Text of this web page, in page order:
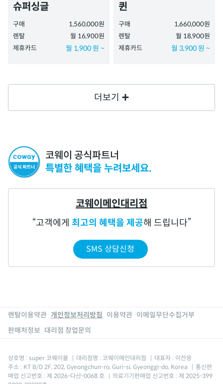
슈퍼싱글
구매
1,560,000원
렌탈
월 16,900원
제휴카드
월 1,900 원 ~
퀸
구매
1,660,000원
렌탈
월 18,900원
제휴카드
월 3,900 원 ~
더보기
코웨이 공식파트너
특별한 혜택을 누려보세요.
코웨이메인대리점
고객에게 최고의 혜택을 제공해 드립니다
SMS 상담신청
렌탈이용약관 개인정보처리방침 이용약관 이메일무단수집거부
판매처정보 대리점 창업문의
상호명 : super 코웨이몰 대리점명 : 코웨이메인대리점
대표자 : 이찬응
주소 : KT B/D 2F, 202, Gyeongchun-ro, Guri-si, Gyeonggi-do, Korea
통신판
매업 신고번호 : 제 2026-다산-0068 호
의료기기판매업 신고번호 : 제 2025-399